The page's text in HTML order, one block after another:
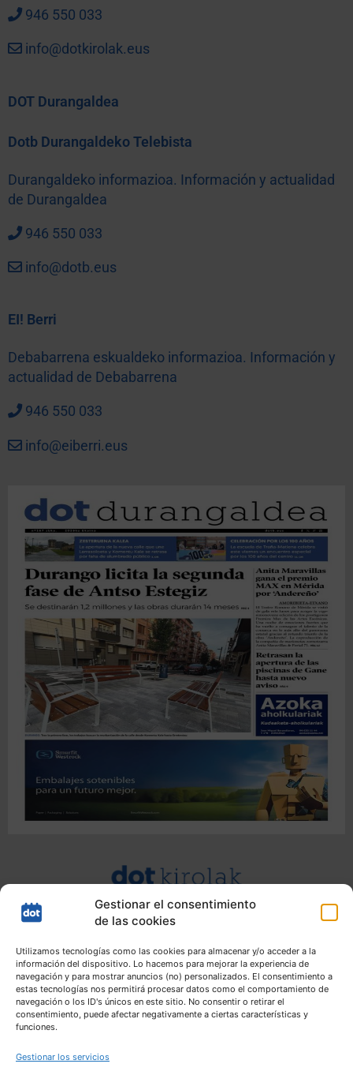
Gestionar el consentimiento
de las cookies
Utilizamos tecnologías como las cookies para almacenar y/o acceder a la
información del dispositivo. Lo hacemos para mejorar la experiencia de
navegación y para mostrar anuncios (no) personalizados. El consentimiento a
estas tecnologías nos permitirá procesar datos como el comportamiento de
navegación o los ID's únicos en este sitio. No consentir o retirar el
consentimiento, puede afectar negativamente a ciertas características y
funciones.
Gestionar los servicios
946 550 033
info@dotkirolak.eus
DOT Durangaldea
Dotb Durangaldeko Telebista
Durangaldeko informazioa. Información y actualidad
de Durangaldea
946 550 033
info@dotb.eus
EI! Berri
Debabarrena eskualdeko informazioa. Información y
actualidad de Debabarrena
946 550 033
info@eiberri.eus